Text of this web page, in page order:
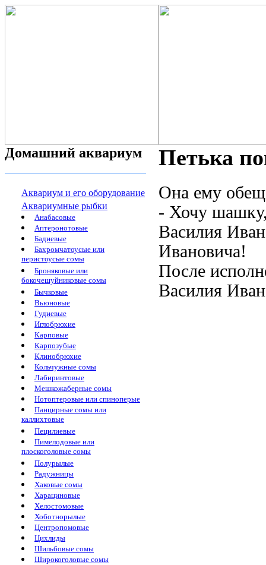
Домашний аквариум
Аквариум и его оборудование
Аквариумные рыбки
Анабасовые
Аптеронотовые
Бадиевые
Бахромчатоусые или
перистоусые сомы
Броняковые или
бокочешуйниковые сомы
Бычковые
Вьюновые
Гудиевые
Иглобрюхие
Карповые
Карпозубые
Клинобрюхие
Кольчужные сомы
Лабиринтовые
Мешкожаберные сомы
Нотоптеровые или спиноперые
Панцирные сомы или
каллихтовые
Пецилиевые
Пимелодовые или
плоскоголовые сомы
Полурылые
Радужницы
Хаковые сомы
Харациновые
Хелостомовые
Хоботнорылые
Центропомовые
Цихлиды
Шильбовые сомы
Широкоголовые сомы
Петька
Она ему
- Хочу
Василия
Ивановича!
После
Василия